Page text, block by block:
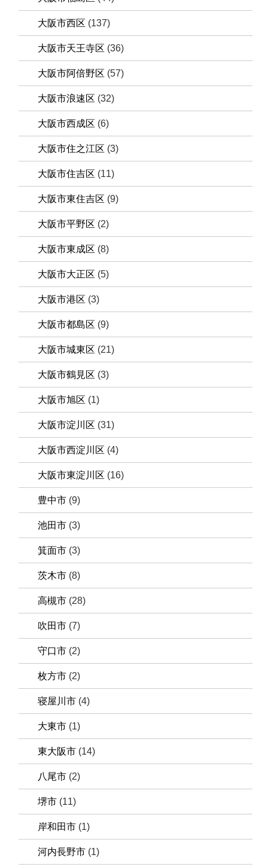
大阪市西区 (137)
大阪市天王寺区 (36)
大阪市阿倍野区 (57)
大阪市浪速区 (32)
大阪市西成区 (6)
大阪市住之江区 (3)
大阪市住吉区 (11)
大阪市東住吉区 (9)
大阪市平野区 (2)
大阪市東成区 (8)
大阪市大正区 (5)
大阪市港区 (3)
大阪市都島区 (9)
大阪市城東区 (21)
大阪市鶴見区 (3)
大阪市旭区 (1)
大阪市淀川区 (31)
大阪市西淀川区 (4)
大阪市東淀川区 (16)
豊中市 (9)
池田市 (3)
箕面市 (3)
茨木市 (8)
高槻市 (28)
吹田市 (7)
守口市 (2)
枚方市 (2)
寝屋川市 (4)
大東市 (1)
東大阪市 (14)
八尾市 (2)
堺市 (11)
岸和田市 (1)
河内長野市 (1)